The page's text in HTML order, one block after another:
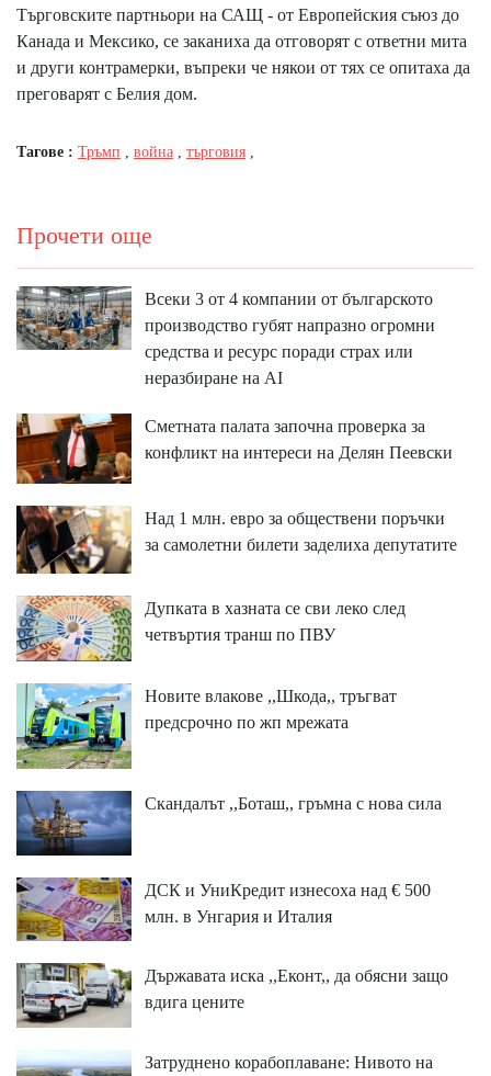
Търговските партньори на САЩ - от Европейския съюз до
Канада и Мексико, се заканиха да отговорят с ответни мита
и други контрамерки, въпреки че някои от тях се опитаха да
преговарят с Белия дом.
Тагове : Тръмп война търговия
Прочети още
Всеки 3 от 4 компании от българското
производство губят напразно огромни
средства и ресурс поради страх или
неразбиране на AI
Сметната палата започна проверка за
конфликт на интереси на Делян Пеевски
Над 1 млн. евро за обществени поръчки
за самолетни билети заделиха депутатите
Дупката в хазната се сви леко след
четвъртия транш по ПВУ
Новите влакове ,,Шкода,, тръгват
предсрочно по жп мрежата
Скандалът ,,Боташ,, гръмна с нова сила
ДСК и УниКредит изнесоха над € 500
млн. в Унгария и Италия
Държавата иска ,,Еконт,, да обясни защо
вдига цените
Затруднено корабоплаване: Нивото на